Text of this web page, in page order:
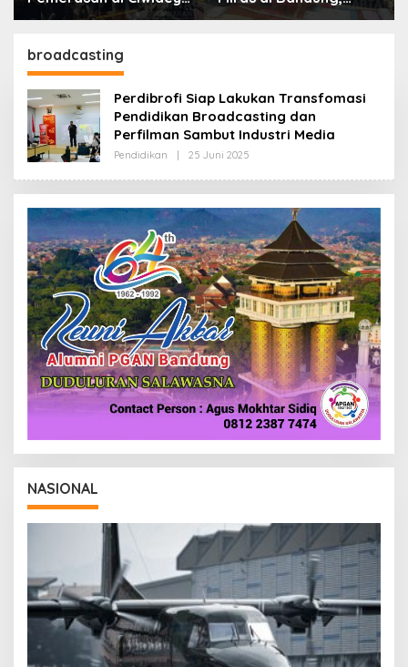
Polisi Tangkap Dua
Lebih dari Enam Ribu
broadcasting
Perdibrofi Siap Lakukan Transfomasi
Pendidikan Broadcasting dan
Perfilman Sambut Industri Media
Pendidikan 25 Juni 2025
E
H
R
A
K
S
I
NASIONAL